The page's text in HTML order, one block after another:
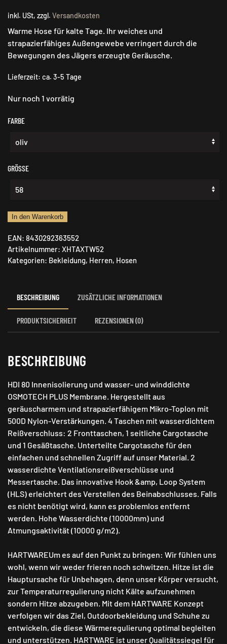
inkl. USt, zzgl. Versandkosten
Warme Hose für kalte Tage. Ihr weiches und
strapazierfähiges Außengewebe verringert durch die
Bewegungen des Jägers erzeugte Geräusche.
Lieferzeit: ca. 3-5 Tage
Nur noch 1 vorrätig
FARBE
GRÖSSE
HART
XHP-
TW
Hose
In den Warenkorb
EAN: 8430292363552
Artikelnummer: XHTAXTW52
Kategorien: Bekleidung, Herren, Hosen
BESCHREIBUNG ZUSÄTZLICHE INFORMATIONEN
PRODUKTSICHERHEIT REZENSIONEN (0)
BESCHREIBUNG
HDI 80 Innenisolierung und wasser- und winddichte
OSMOTECH PLUS Membrane. Hergestellt aus
geräuscharmem und strapazierfähigem Mikro-Toplon mit
500D Nylon-Verstärkungen. 4 Taschen mit wasserdichtem
Reißverschluss: 2 Fronttaschen, 1 seitliche Cargotasche
und 1 Gesäßtasche. Unterteilte Cargotasche für den
einfachen und schnellen Zugriff auf unser Material. 2
wasserdichte Ventilationsreißverschlüsse und
Messertasche. Das innovative Hook &amp, Loop System
(HLS) erleichtert des Verstellen des Beinabschlusses. Falls
es nicht benötigt wird, kann es problemlos entfernt
werden. Hohe Wasserdichte (10000mm) und
Atmungsaktivität (10000 g/m2).
HARTWAREUm es auf den Punkt zu bringen: Wir fühlen uns
wohl, wenn wir weder frieren noch schwitzen. Hitze ist die
Hauptursache für Unbehagen, denn unser Körper versucht,
zur Temperaturregulierung nicht Kälte aufzunehmen
sondern Hitze abzugeben. Mit dem HARTWARE Konzept
verfolgen wir das Ziel, Outdoorbekleidung und Schuhe zu
entwickeln, die diese Wärmeregulierung optimal begleiten
und unterstützen. HARTWARE ist unser Qualitätssiegel für